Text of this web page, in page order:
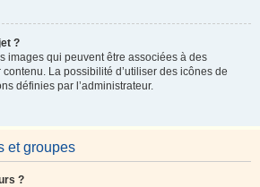
?
images qui peuvent être associées à des
La possibilité d’utiliser des icônes de
définies par l’administrateur.
et groupes
?